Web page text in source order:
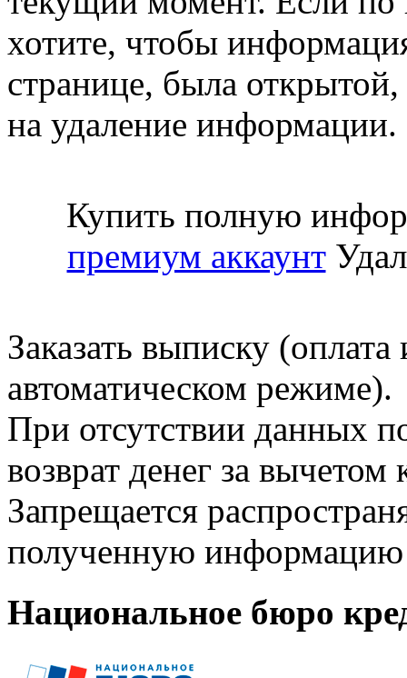
хотите, чтобы
странице, была открытой,
на удаление информации.
Купить полную
премиум аккаунт
Заказать выписку
автоматическом режиме).
При отсутствии данных
возврат денег за
Запрещается
полученную информацию
Национальное бюро